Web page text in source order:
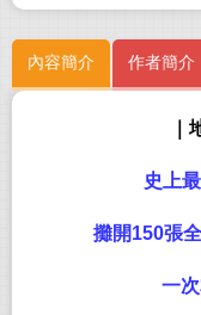
內容簡介 作者簡介
｜
史上
攤開150張
一